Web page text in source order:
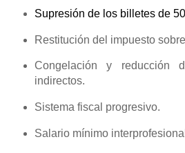
Supresión de los billetes de
Restitución del impuesto
Congelación y reducción
indirectos.
Sistema fiscal progresivo.
Salario mínimo